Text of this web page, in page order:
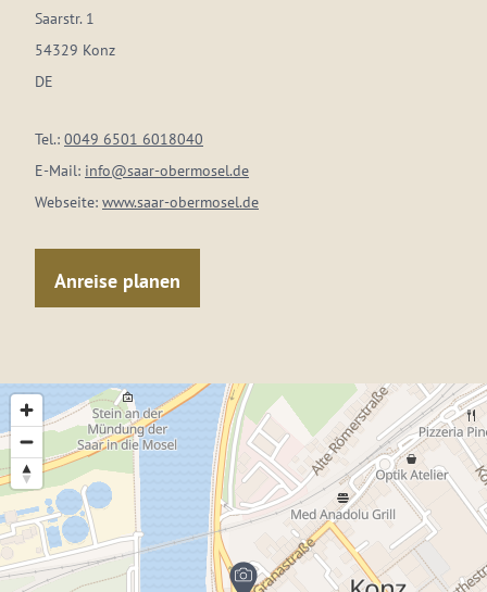
Saarstr. 1
54329 Konz
DE
Tel.: 0049 6501 6018040
E-Mail: info@saar-obermosel.de
Webseite: www.saar-obermosel.de
Anreise planen